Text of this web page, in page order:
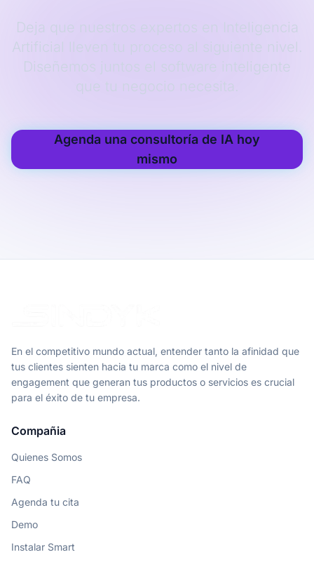
Deja que nuestros expertos en Inteligencia
Artificial lleven tu proceso al siguiente nivel.
Agenda una consultoría de IA hoy
mismo
En el competitivo mundo actual, entender tanto la afinidad que
tus clientes sienten hacia tu marca como el nivel de
engagement que generan tus productos o servicios es crucial
para el éxito de tu empresa.
Compañia
Quienes Somos
FAQ
Agenda tu cita
Demo
Instalar Smart